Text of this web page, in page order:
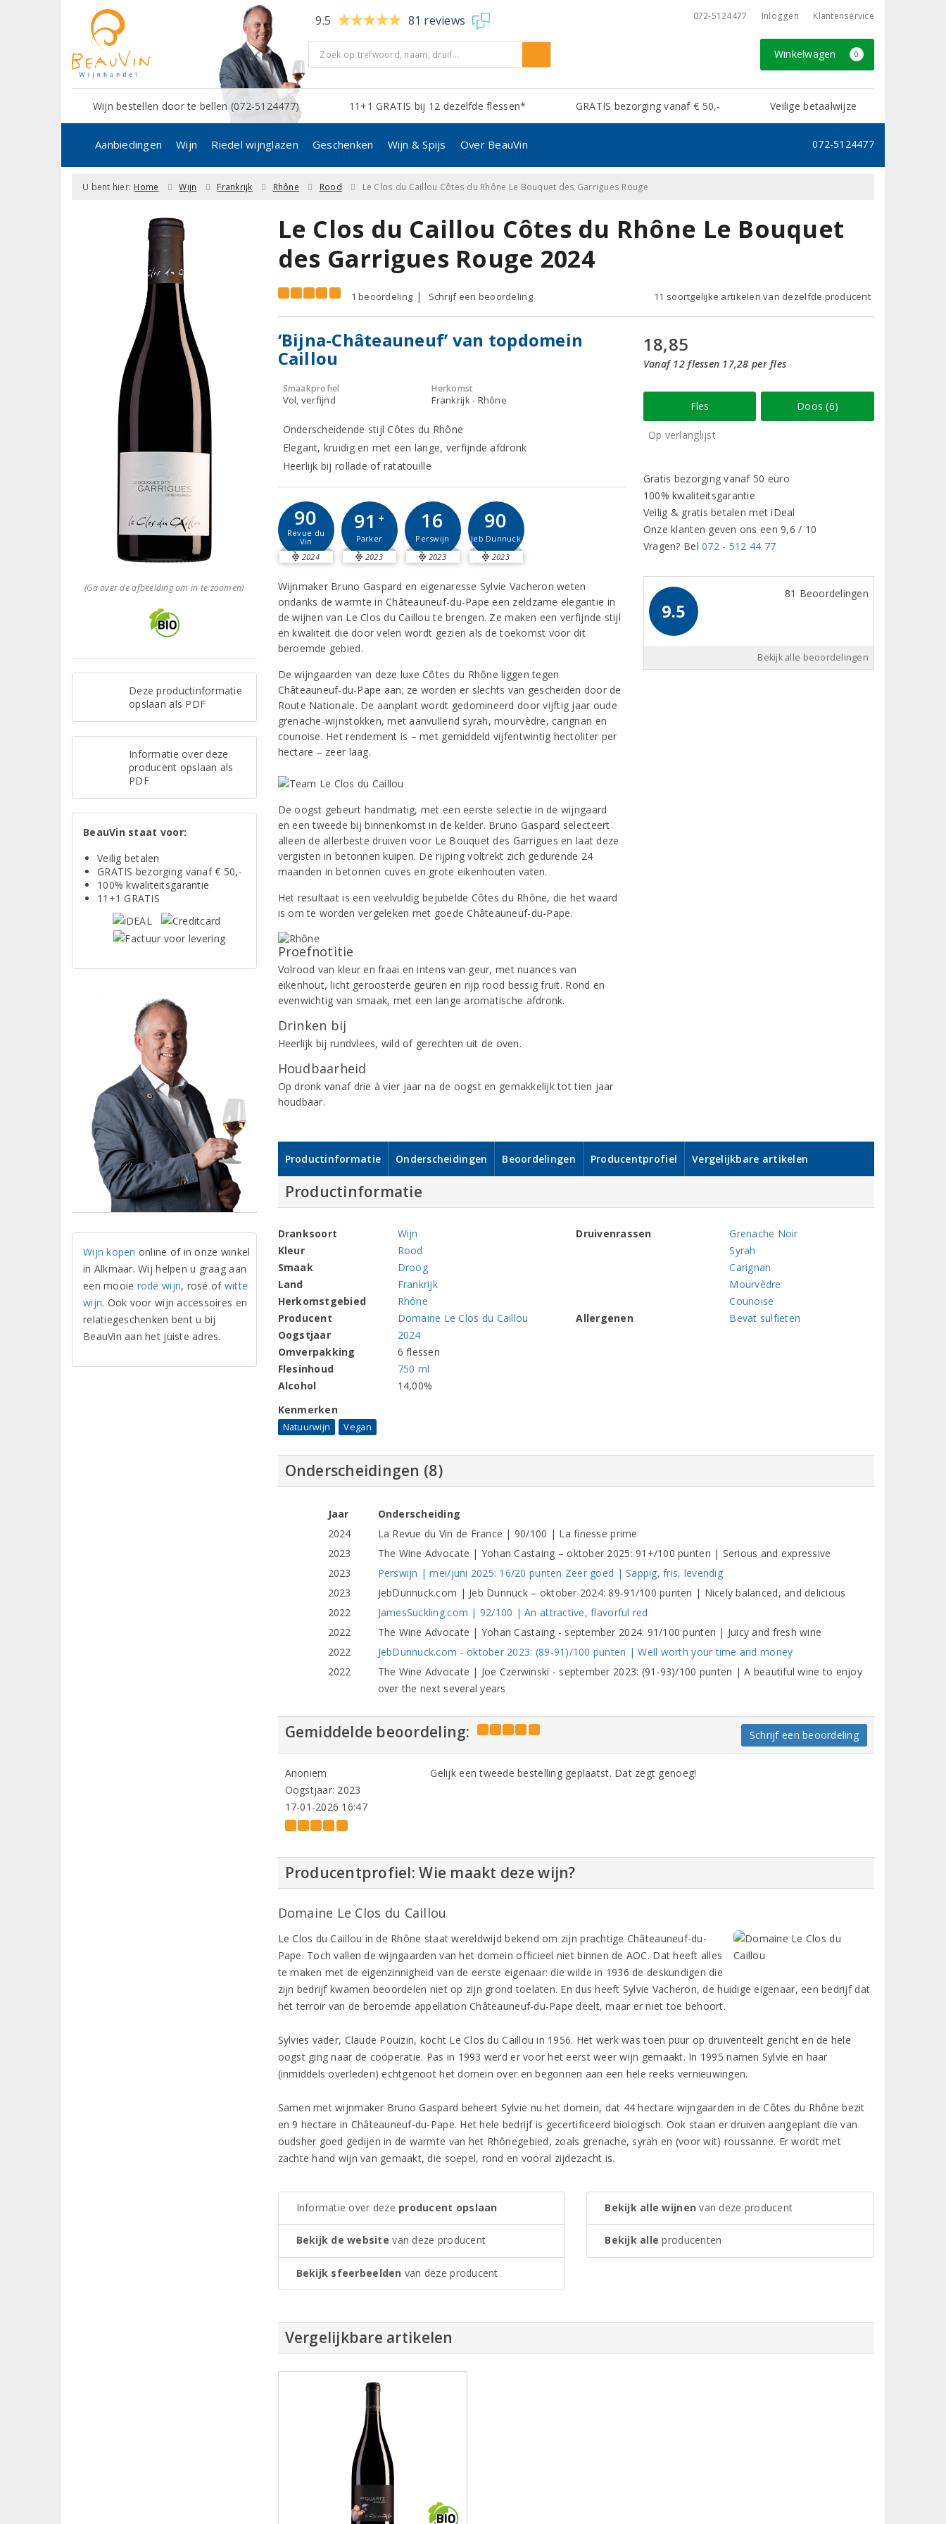
9.5 81 reviews 072-5124477 Inloggen Klantenservice
Winkelwagen 0
Wijn bestellen door te bellen (072-5124477) 11+1 GRATIS bij 12 dezelfde flessen* GRATIS bezorging vanaf € 50,- Veilige betaalwijze
Aanbiedingen Wijn Riedel wijnglazen Geschenken Wijn & Spijs Over BeauVin 072-5124477
U bent hier: Home Wijn Frankrijk Rhône Rood Le Clos du Caillou Côtes du Rhône Le Bouquet des Garrigues Rouge
(Ga over de afbeelding om in te zoomen)
Deze productinformatie
opslaan als PDF
Informatie over deze
producent opslaan als
PDF
BeauVin staat voor:
Veilig betalen
GRATIS bezorging vanaf € 50,-
100% kwaliteitsgarantie
11+1 GRATIS
Wijn kopen online of in onze winkel
in Alkmaar. Wij helpen u graag aan
een mooie rode wijn, rosé of witte
wijn. Ook voor wijn accessoires en
relatiegeschenken bent u bij
BeauVin aan het juiste adres.
Le Clos du Caillou Côtes du Rhône Le Bouquet
des Garrigues Rouge 2024
1 beoordeling Schrijf een beoordeling 11 soortgelijke artikelen van dezelfde producent
‘Bijna-Châteauneuf’ van topdomein
Caillou
Smaakprofiel
Vol, verfijnd
Herkomst
Frankrijk - Rhône
Onderscheidende stijl Côtes du Rhône
Elegant, kruidig en met een lange, verfijnde afdronk
Heerlijk bij rollade of ratatouille
90
Revue du
Vin
2024
91 +
Parker
2023
16
Perswijn
2023
90
Jeb Dunnuck
2023
Wijnmaker Bruno Gaspard en eigenaresse Sylvie Vacheron weten
ondanks de warmte in Châteauneuf-du-Pape een zeldzame elegantie in
de wijnen van Le Clos du Caillou te brengen. Ze maken een verfijnde stijl
en kwaliteit die door velen wordt gezien als de toekomst voor dit
beroemde gebied.
De wijngaarden van deze luxe Côtes du Rhône liggen tegen
Châteauneuf-du-Pape aan; ze worden er slechts van gescheiden door de
Route Nationale. De aanplant wordt gedomineerd door vijftig jaar oude
grenache-wijnstokken, met aanvullend syrah, mourvèdre, carignan en
counoise. Het rendement is – met gemiddeld vijfentwintig hectoliter per
hectare – zeer laag.
De oogst gebeurt handmatig, met een eerste selectie in de wijngaard
en een tweede bij binnenkomst in de kelder. Bruno Gaspard selecteert
alleen de allerbeste druiven voor Le Bouquet des Garrigues en laat deze
vergisten in betonnen kuipen. De rijping voltrekt zich gedurende 24
maanden in betonnen cuves en grote eikenhouten vaten.
Het resultaat is een veelvuldig bejubelde Côtes du Rhône, die het waard
is om te worden vergeleken met goede Châteauneuf-du-Pape.
Proefnotitie
Volrood van kleur en fraai en intens van geur, met nuances van
eikenhout, licht geroosterde geuren en rijp rood bessig fruit. Rond en
evenwichtig van smaak, met een lange aromatische afdronk.
Drinken bij
Heerlijk bij rundvlees, wild of gerechten uit de oven.
Houdbaarheid
Op dronk vanaf drie à vier jaar na de oogst en gemakkelijk tot tien jaar
houdbaar.
18,85
Vanaf 12 flessen 17,28 per fles
Fles Doos (6)
Op verlanglijst
Gratis bezorging vanaf 50 euro
100% kwaliteitsgarantie
Veilig & gratis betalen met iDeal
Onze klanten geven ons een 9,6 / 10
Vragen? Bel072 - 512 44 77
9.5
81 Beoordelingen
Bekijk alle beoordelingen
Productinformatie Onderscheidingen Beoordelingen Producentprofiel Vergelijkbare artikelen
Productinformatie
Dranksoort
Wijn
Kleur
Rood
Smaak
Droog
Land
Frankrijk
Herkomstgebied
Rhône
Producent
Domaine Le Clos du Caillou
Oogstjaar
2024
Omverpakking
6 flessen
Flesinhoud
750 ml
Alcohol
14,00%
Druivenrassen
Grenache Noir
Syrah
Carignan
Mourvèdre
Counoise
Allergenen
Bevat sulfieten
Kenmerken
Natuurwijn Vegan
Onderscheidingen (8)
Jaar
Onderscheiding
2024
La Revue du Vin de France | 90/100 | La finesse prime
2023
The Wine Advocate | Yohan Castaing – oktober 2025: 91+/100 punten | Serious and expressive
2023
Perswijn | mei/juni 2025: 16/20 punten Zeer goed | Sappig, fris, levendig
2023
JebDunnuck.com | Jeb Dunnuck – oktober 2024: 89-91/100 punten | Nicely balanced, and delicious
2022
JamesSuckling.com | 92/100 | An attractive, flavorful red
2022
The Wine Advocate | Yohan Castaing - september 2024: 91/100 punten | Juicy and fresh wine
2022
JebDunnuck.com - oktober 2023: (89-91)/100 punten | Well worth your time and money
2022
The Wine Advocate | Joe Czerwinski - september 2023: (91-93)/100 punten | A beautiful wine to enjoy
over the next several years
Gemiddelde beoordeling: Schrijf een beoordeling
Anoniem
Oogstjaar: 2023
17-01-2026 16:47
Gelijk een tweede bestelling geplaatst. Dat zegt genoeg!
Producentprofiel: Wie maakt deze wijn?
Domaine Le Clos du Caillou
Le Clos du Caillou in de Rhône staat wereldwijd bekend om zijn prachtige Châteauneuf-du-
Pape. Toch vallen de wijngaarden van het domein officieel niet binnen de AOC. Dat heeft alles
te maken met de eigenzinnigheid van de eerste eigenaar: die wilde in 1936 de deskundigen die
zijn bedrijf kwamen beoordelen niet op zijn grond toelaten. En dus heeft Sylvie Vacheron, de huidige eigenaar, een bedrijf dat
het terroir van de beroemde appellation Châteauneuf-du-Pape deelt, maar er niet toe behoort.
Sylvies vader, Claude Pouizin, kocht Le Clos du Caillou in 1956. Het werk was toen puur op druiventeelt gericht en de hele
oogst ging naar de coöperatie. Pas in 1993 werd er voor het eerst weer wijn gemaakt. In 1995 namen Sylvie en haar
(inmiddels overleden) echtgenoot het domein over en begonnen aan een hele reeks vernieuwingen.
Samen met wijnmaker Bruno Gaspard beheert Sylvie nu het domein, dat 44 hectare wijngaarden in de Côtes du Rhône bezit
en 9 hectare in Châteauneuf-du-Pape. Het hele bedrijf is gecertificeerd biologisch. Ook staan er druiven aangeplant die van
oudsher goed gedijen in de warmte van het Rhônegebied, zoals grenache, syrah en (voor wit) roussanne. Er wordt met
zachte hand wijn van gemaakt, die soepel, rond en vooral zijdezacht is.
Informatie over deze producent opslaan
Bekijk de website van deze producent
Bekijk sfeerbeelden van deze producent
Bekijk alle wijnen van deze producent
Bekijk alle producenten
Vergelijkbare artikelen